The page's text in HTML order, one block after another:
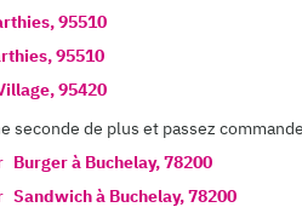
,95510
,95510
,95420
seconde de plus et passez
Burger à Buchelay,78200
Sandwich à Buchelay,78200